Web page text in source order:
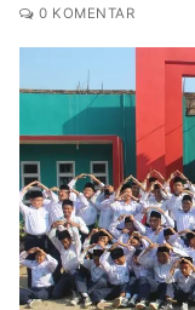
0 KOMENTAR